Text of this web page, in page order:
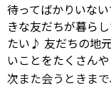
待ってばかりいな
きな友だちが暮ら
たい♪ 友だちの地
いことをたくさんや
次また会うときま